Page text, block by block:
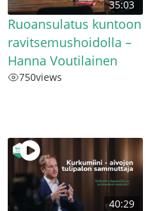
35:03
Ruoansulatus kuntoon
ravitsemushoidolla –
Hanna Voutilainen
750views
40:29